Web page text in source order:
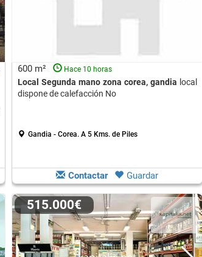
600 m² Hace 10 horas
Local Segunda mano zona corea, gandia local
dispone de calefacción No
Gandia - Corea. A 5 Kms. de Piles
Contactar Guardar
515.000€